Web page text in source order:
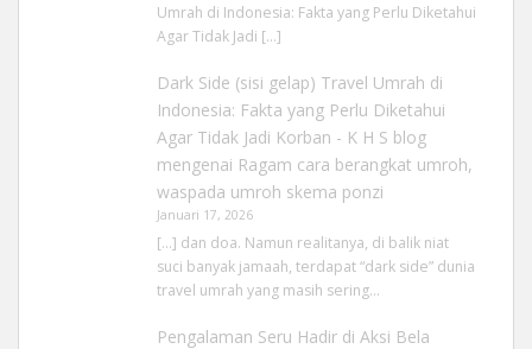
Umrah di Indonesia: Fakta yang Perlu Diketahui
Agar Tidak Jadi […]
Dark Side (sisi gelap) Travel Umrah di
Indonesia: Fakta yang Perlu Diketahui
Agar Tidak Jadi Korban - K H S blog
mengenai Ragam cara berangkat umroh,
waspada umroh skema ponzi
Januari 17, 2026
[…] dan doa. Namun realitanya, di balik niat
suci banyak jamaah, terdapat “dark side” dunia
travel umrah yang masih sering…
Pengalaman Seru Hadir di Aksi Bela